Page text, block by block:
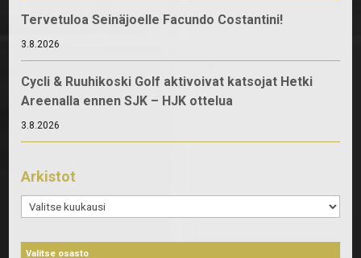
Tervetuloa Seinäjoelle Facundo Costantini!
3.8.2026
Cycli & Ruuhikoski Golf aktivoivat katsojat Hetki
Areenalla ennen SJK – HJK ottelua
3.8.2026
Arkistot
Arkistot